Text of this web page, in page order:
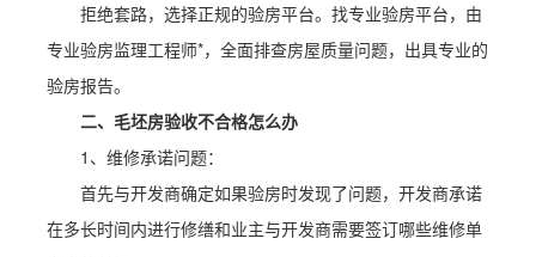
拒绝套路，选择正规的验房平台。找专业验房平台，由
专业验房监理工程师*，全面排查房屋质量问题，出具专业的
验房报告。
二、毛坯房验收不合格怎么办
1、维修承诺问题：
首先与开发商确定如果验房时发现了问题，开发商承诺
在多长时间内进行修缮和业主与开发商需要签订哪些维修单